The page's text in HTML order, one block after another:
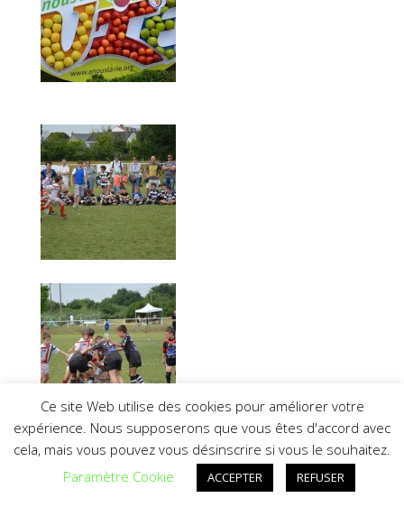
Ce site Web utilise des cookies pour améliorer votre
expérience. Nous supposerons que vous êtes d'accord avec
cela, mais vous pouvez vous désinscrire si vous le souhaitez.
Paramètre Cookie
ACCEPTER REFUSER